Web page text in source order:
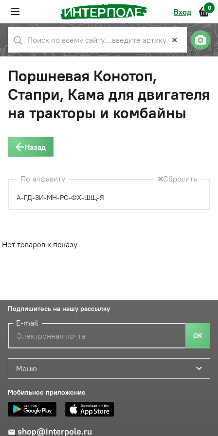
Вход 0
✕
Поршневая Конотоп,
Стапри, Кама для двигателя
на тракторы и комбайны
Назад
По алфавиту Сбросить
А-ГД-ЗИ-МН-РС-ФХ-ШЩ-Я
Нет товаров к показу
Меню
Мобильное приложение
shop@interpole.ru
Подпишитесь на нашу рассылку
E-mail
ОК